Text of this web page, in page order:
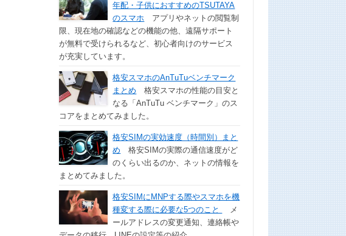
年配・子供におすすめのTSUTAYA
のスマホ アプリやネットの閲覧制
限、現在地の確認などの機能の他、遠隔サポート
が無料で受けられるなど、初心者向けのサービス
が充実しています。
格安スマホのAnTuTuベンチマーク
まとめ 格安スマホの性能の目安と
なる「AnTuTu ベンチマーク」のス
コアをまとめてみました。
格安SIMの実効速度（時間別）まと
め 格安SIMの実際の通信速度がど
のくらい出るのか、ネットの情報を
まとめてみました。
格安SIMにMNPする際やスマホを機
種変する際に必要な5つのこと
メ
ールアドレスの変更通知、連絡帳や